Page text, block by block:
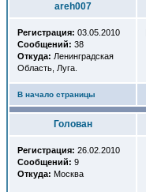
areh007
Регистрация: 03.05.2010
Сообщений: 38
Откуда: Ленинградская
Область, Луга.
В начало страницы
Голован
Регистрация: 26.02.2010
Сообщений: 9
Откуда: Москва